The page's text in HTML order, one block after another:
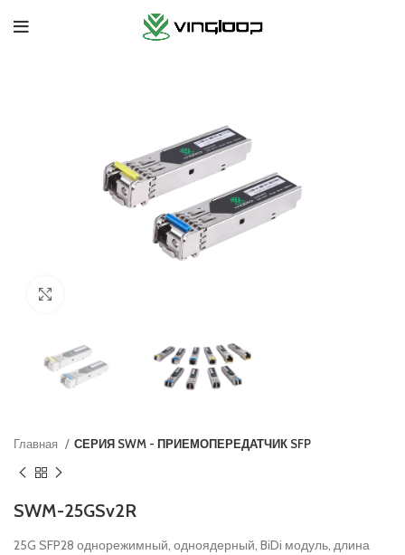
Главная СЕРИЯ SWM - ПРИЕМОПЕРЕДАТЧИК SFP
SWM-25GSv2R
25G SFP28 однорежимный, одноядерный, BiDi модуль, длина